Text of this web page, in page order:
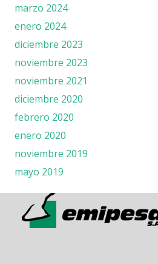
marzo 2024
enero 2024
diciembre 2023
noviembre 2023
noviembre 2021
diciembre 2020
febrero 2020
enero 2020
noviembre 2019
mayo 2019